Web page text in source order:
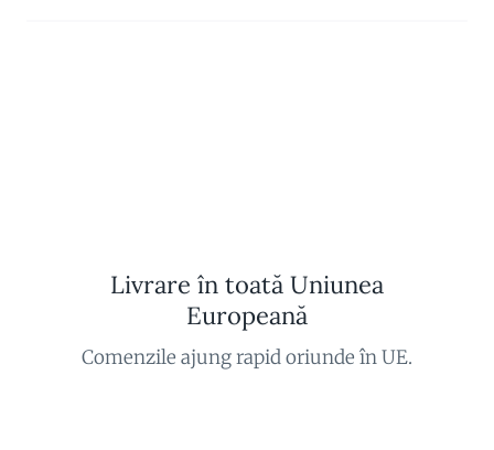
Livrare în toată Uniunea
Europeană
Comenzile ajung rapid oriunde în UE.